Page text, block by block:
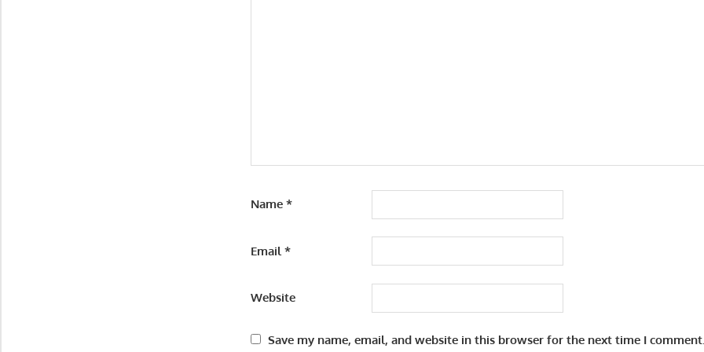
Name*
Email*
Website
Save my name, email, and website in this browser for the next time I